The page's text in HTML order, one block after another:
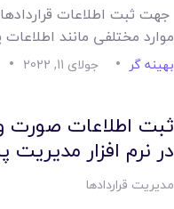
جهت ثبت اطلاعات
موارد مختلفی مانند
بهینه گر جولای 11, 2022
ثبت اطلاعات صورت
در نرم افزار مدیریت
مدیریت قراردادها